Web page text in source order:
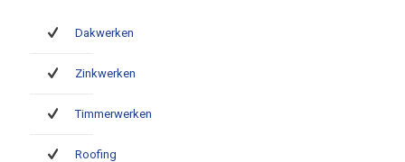
Dakwerken
Zinkwerken
Timmerwerken
Roofing